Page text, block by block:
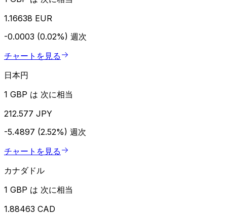
1.16638 EUR
-0.0003 (0.02%) 週次
チャートを見る
日本円
1 GBP は 次に相当
212.577 JPY
-5.4897 (2.52%) 週次
チャートを見る
カナダドル
1 GBP は 次に相当
1.88463 CAD